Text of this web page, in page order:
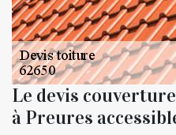
Le devis
à Preures